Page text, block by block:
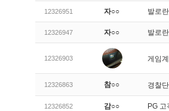
12326951 자○○ 발로
12326947 자○○ 발로
12326903 게임
12326863 참○○ 경찰
12326852 감○○ PG 고